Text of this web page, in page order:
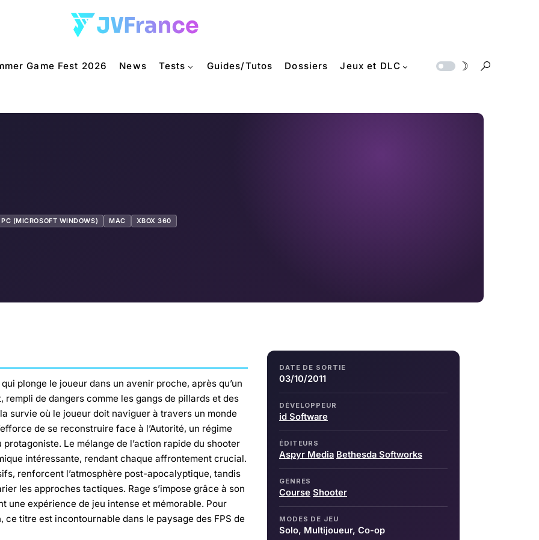
Game Fest 2026 News Tests Guides/Tutos Dossiers Jeux et DLC
PC (MICROSOFT WINDOWS) MAC XBOX 360
plonge le joueur dans un avenir proche, après qu’un
de dangers comme les gangs de pillards et des
survie où le joueur doit naviguer à travers un monde
de se reconstruire face à l’Autorité, un régime
Le mélange de l’action rapide du shooter
intéressante, rendant chaque affrontement crucial.
renforcent l’atmosphère post-apocalyptique, tandis
les approches tactiques. Rage s’impose grâce à son
une expérience de jeu intense et mémorable. Pour
titre est incontournable dans le paysage des FPS de
DATE DE SORTIE
03/10/2011
DÉVELOPPEUR
id Software
ÉDITEURS
Aspyr Media Bethesda Softworks
GENRES
Course Shooter
MODES DE JEU
Solo, Multijoueur, Co-op